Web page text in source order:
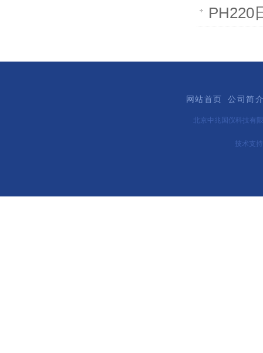
PH220
网站首页 公司简
北京中兆国仪科技有
技术支